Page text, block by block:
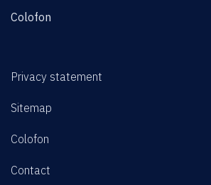
Colofon
Privacy statement
Sitemap
Colofon
Contact